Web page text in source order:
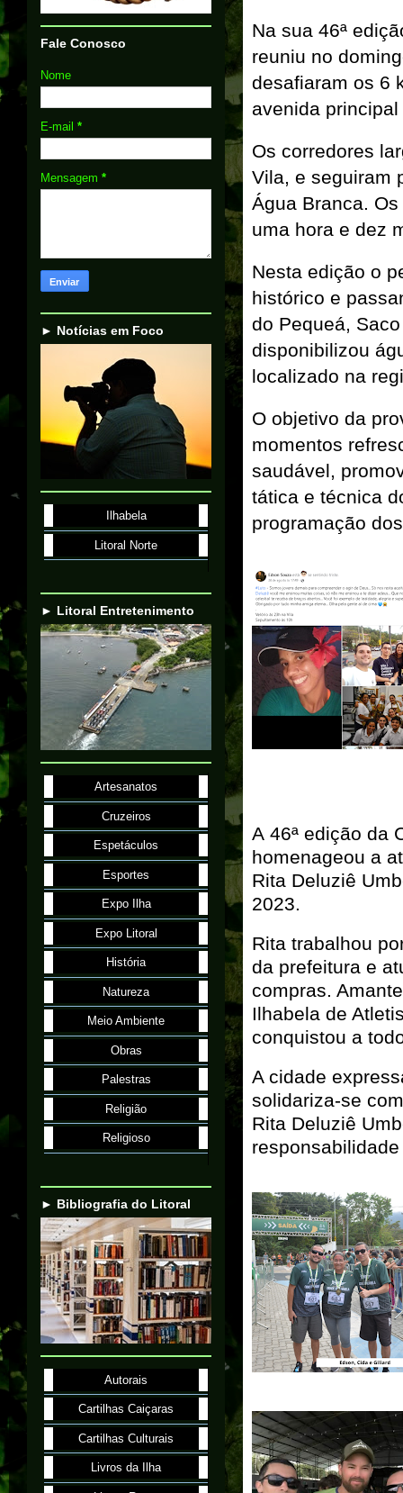
Na sua 46ª
reuniu no
desafiaram os 6
avenida
Os corredores
Vila, e seguiram
Água Branca.
uma hora e dez
Nesta edição o
histórico e
do Pequeá,
disponibilizou
localizado na
O objetivo da
momentos
saudável,
tática e técnica
programação
A 46ª edição da
homenageou a
Rita Deluziê
2023.
Rita trabalhou
da prefeitura e
compras.
Ilhabela de
conquistou a
A cidade
solidariza-se
Rita Deluziê
Fale Conosco
Nome
E-mail *
Mensagem *
► Notícias em Foco
Ilhabela
Litoral Norte
► Litoral Entretenimento
Artesanatos
Cruzeiros
Espetáculos
Esportes
Expo Ilha
Expo Litoral
História
Natureza
Meio Ambiente
Obras
Palestras
Religião
Religioso
► Bibliografia do Litoral
Autorais
Cartilhas Caiçaras
Cartilhas Culturais
Livros da Ilha